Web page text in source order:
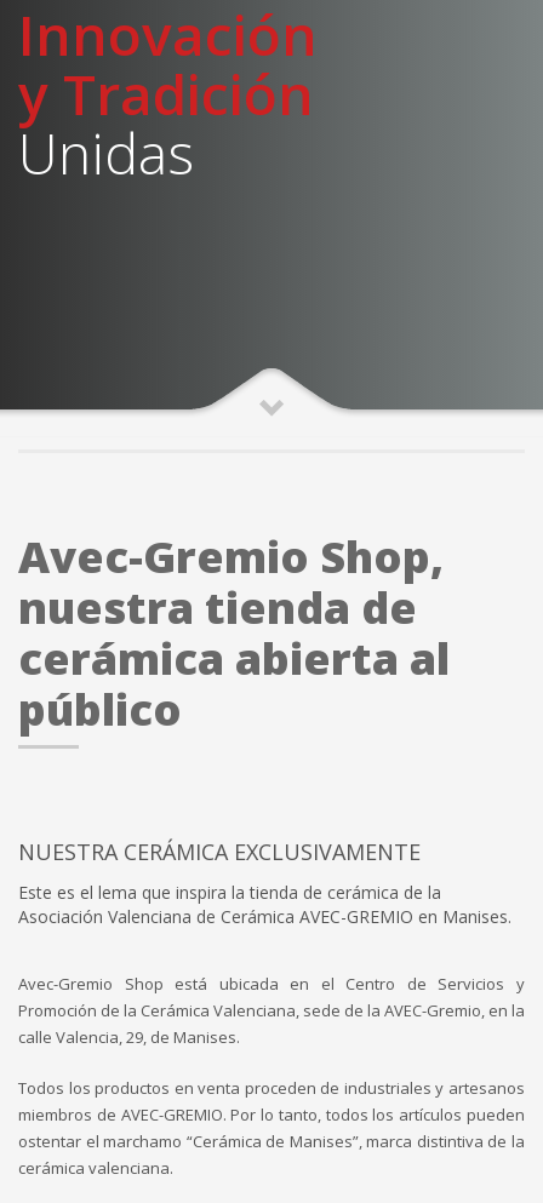
Innovación
y Tradición
Unidas
Avec-Gremio Shop,
nuestra tienda de
cerámica abierta al
público
NUESTRA CERÁMICA EXCLUSIVAMENTE
Este es el lema que inspira la tienda de cerámica de la
Asociación Valenciana de Cerámica AVEC-GREMIO en Manises.
Avec-Gremio Shop está ubicada en el Centro de Servicios y
Promoción de la Cerámica Valenciana, sede de la AVEC-Gremio, en la
calle Valencia, 29, de Manises.
Todos los productos en venta proceden de industriales y artesanos
miembros de AVEC-GREMIO. Por lo tanto, todos los artículos pueden
ostentar el marchamo “Cerámica de Manises”, marca distintiva de la
cerámica valenciana.